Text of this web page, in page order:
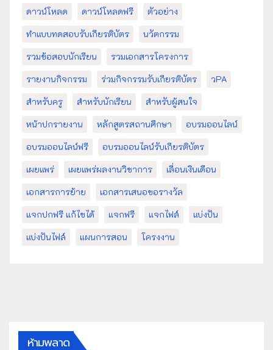
ดาวน์โหลด
ดาวน์โหลดฟรี
ตัวอย่าง
ทำแบบทดสอบรับเกียรติบัตร
นวัตกรรม
รวมข้อสอบนักเรียน
รวมเอกสารโครงการ
รายงานกิจกรรม
ร่วมกิจกรรมรับเกียรติบัตร
วPA
สำหรับครู
สำหรับนักเรียน
สำหรับผู้สนใจ
หน้าปกรายงาน
หลักสูตรสถานศึกษา
อบรมออนไลน์
อบรมออนไลน์ฟรี
อบรมออนไลน์รับเกียรติบัตร
เผยแพร่
เผยแพร่ผลงานวิชาการ
เลื่อนเงินเดือน
เอกสารการย้าย
เอกสารเสนอขอรางวัล
แจกปกฟรี แก้ไขได้
แจกฟรี แจกไฟล์
แบ่งปัน
แบ่งปันไฟล์
แผนการสอน โครงงาน
ห้ามพลาด